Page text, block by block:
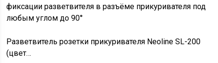
фиксации разветвителя в разъёме прикуривателя под
любым углом до 90°
Разветвитель розетки прикуривателя Neoline SL-200
(цвет…